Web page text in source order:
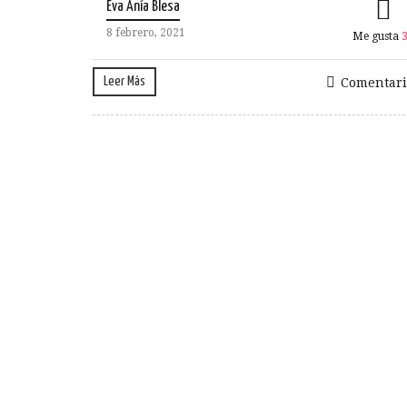
Eva Anía Blesa
8 febrero, 2021 Me gusta
Leer Más